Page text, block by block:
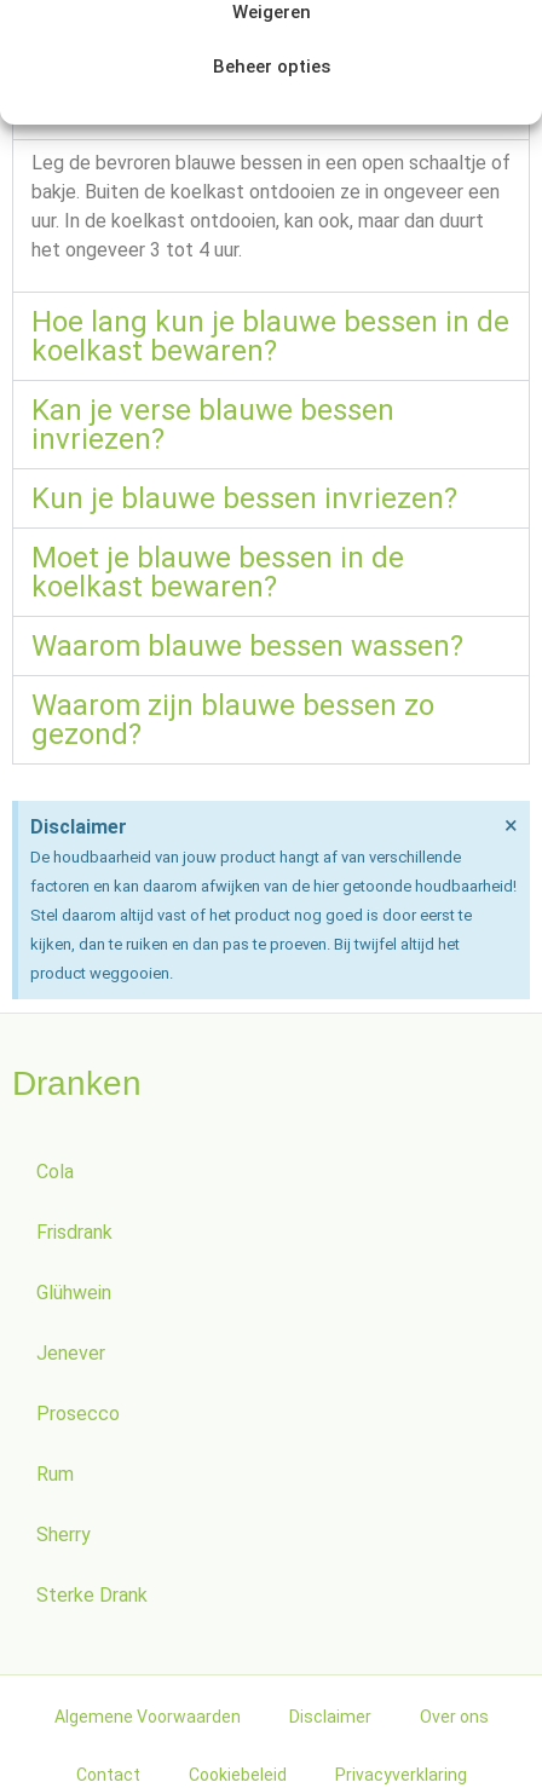
Weigeren
Beheer opties
Leg de bevroren blauwe bessen in een open schaaltje of
bakje. Buiten de koelkast ontdooien ze in ongeveer een
uur. In de koelkast ontdooien, kan ook, maar dan duurt
het ongeveer 3 tot 4 uur.
Hoe lang kun je blauwe bessen in de
koelkast bewaren?
Kan je verse blauwe bessen
invriezen?
Kun je blauwe bessen invriezen?
Moet je blauwe bessen in de
koelkast bewaren?
Waarom blauwe bessen wassen?
Waarom zijn blauwe bessen zo
gezond?
Disclaimer
De houdbaarheid van jouw product hangt af van verschillende
factoren en kan daarom afwijken van de hier getoonde houdbaarheid!
Stel daarom altijd vast of het product nog goed is door eerst te
kijken, dan te ruiken en dan pas te proeven. Bij twijfel altijd het
product weggooien.
×
Dranken
Cola
Frisdrank
Glühwein
Jenever
Prosecco
Rum
Sherry
Sterke Drank
Algemene Voorwaarden Disclaimer Over ons
Contact Cookiebeleid Privacyverklaring